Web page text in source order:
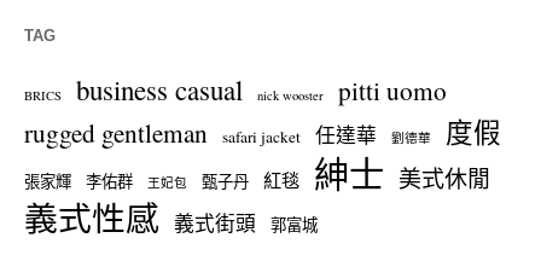
TAG
BRICS business casual nick wooster
pitti uomo
rugged gentleman
safari jacket 任達華 劉德華 度假
張家輝 李佑群 王妃包 甄子丹 紅毯 紳士 美式休閒
義式性感 義式街頭 郭富城